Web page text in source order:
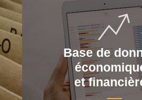
Base de
et